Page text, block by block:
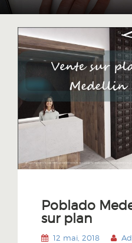
Poblado
sur plan
12 mai, 2018